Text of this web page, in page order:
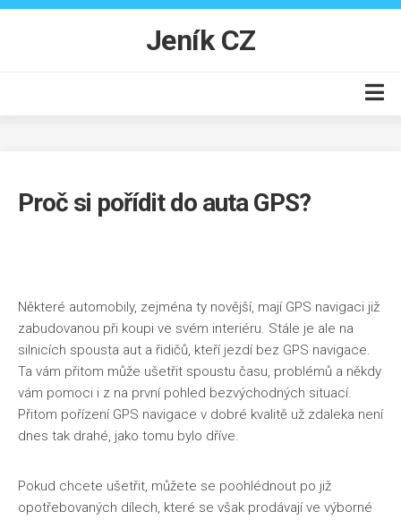
Skip
Jeník CZ
Byt
Vzdělání
Proč si pořídit do auta GPS?
Některé automobily, zejména ty novější, mají GPS navigaci již
zabudovanou při koupi ve svém interiéru. Stále je ale na
silnicích spousta aut a řidičů, kteří jezdí bez GPS navigace.
Ta vám přitom může ušetřit spoustu času, problémů a někdy
vám pomoci i z na první pohled bezvýchodných situací.
Přitom pořízení GPS navigace v dobré kvalitě už zdaleka není
dnes tak drahé, jako tomu bylo dříve.
Pokud chcete ušetřit, můžete se poohlédnout po již
opotřebovaných dílech, které se však prodávají ve výborné